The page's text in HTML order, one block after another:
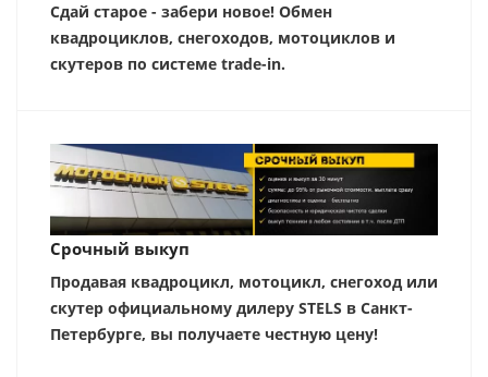
Сдай старое - забери новое! Обмен
квадроциклов, снегоходов, мотоциклов и
скутеров по системе trade-in.
Срочный выкуп
Продавая квадроцикл, мотоцикл, снегоход или
скутер официальному дилеру STELS в Санкт-
Петербурге, вы получаете честную цену!